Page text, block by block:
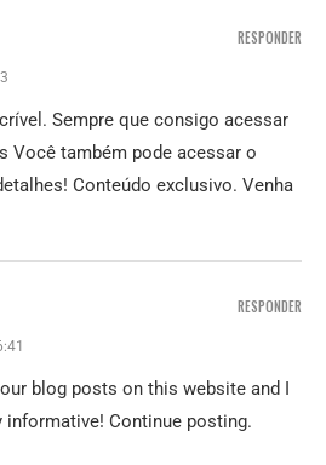
Sempre que consigo acessar
Você também pode acessar o
Conteúdo exclusivo. Venha
RESPONDER
blog posts on this website and I
Continue posting.
RESPONDER